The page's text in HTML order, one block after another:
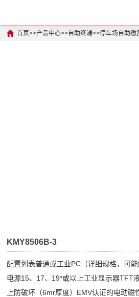
首页>>产品中心>>自助终端>>停车场自助缴
KMY8506B-3
配置列表普通或工业PC（详细规格，可
电源15、17、19*或以上工业显示器TFT
上防破坏（6mr厚度）EMV认证的电动